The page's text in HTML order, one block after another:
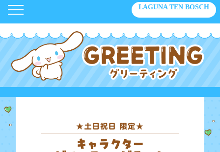
TOP
アトラクション
グリーティング
フード
LAGUNA TEN BOSCH